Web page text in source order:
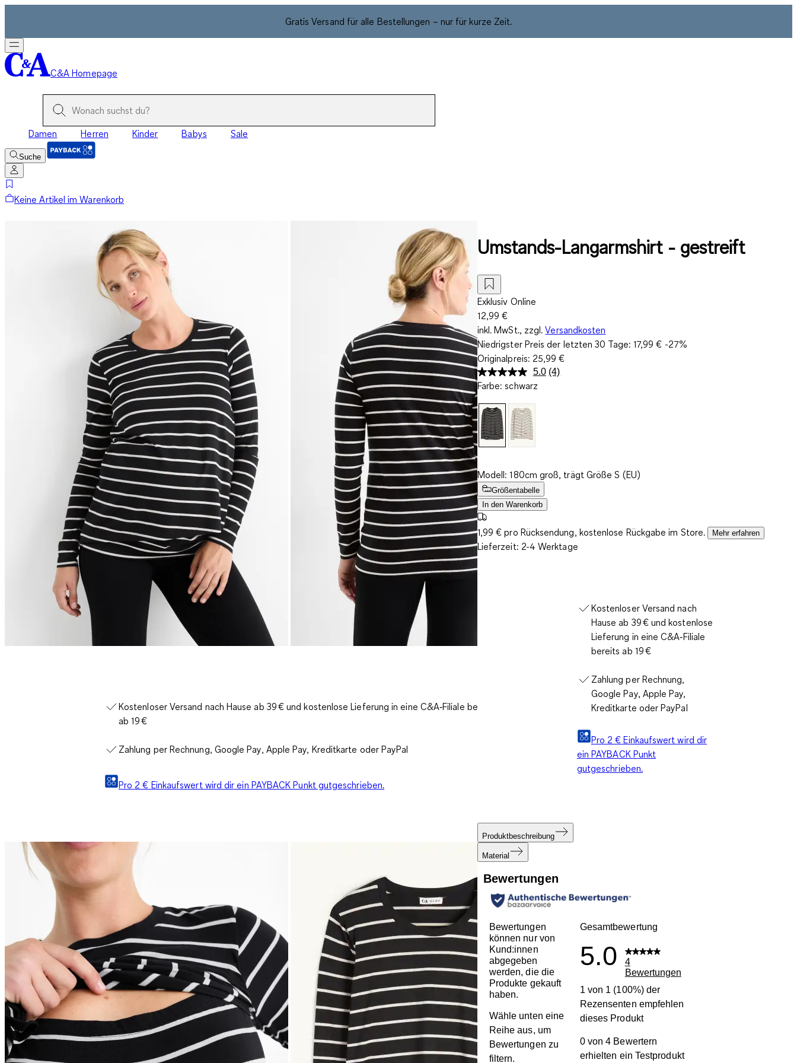
Gratis Versand für alle Bestellungen – nur für kurze Zeit.
C&A Homepage
Damen Herren Kinder Babys Sale
Suche
Keine Artikel im Warenkorb
Kostenloser Versand nach Hause ab 39 € und kostenlose Lieferung in eine C&A‑Filiale bereits
ab 19 €
Zahlung per Rechnung, Google Pay, Apple Pay, Kreditkarte oder PayPal
Pro 2 € Einkaufswert wird dir ein PAYBACK Punkt gutgeschrieben.
Umstands-Langarmshirt - gestreift
Exklusiv Online
12,99 €
inkl. MwSt., zzgl. Versandkosten
Niedrigster Preis der letzten 30 Tage: 17,99 € -27%
Originalpreis: 25,99 €
5.0 4
(4)
Farbe: schwarz
Modell: 180cm groß, trägt Größe S (EU)
Größentabelle
In den Warenkorb
1,99 € pro Rücksendung, kostenlose Rückgabe im Store. Mehr erfahren
Lieferzeit: 2-4 Werktage
Kostenloser Versand nach
Hause ab 39 € und kostenlose
Lieferung in eine C&A‑Filiale
bereits ab 19 €
Zahlung per Rechnung,
Google Pay, Apple Pay,
Kreditkarte oder PayPal
Pro 2 € Einkaufswert wird dir
ein PAYBACK Punkt
gutgeschrieben.
Produktbeschreibung
Material
Bewertungen
Bewertungen
können nur von
Kund:innen
abgegeben
werden, die die
Produkte gekauft
haben.
Wähle unten eine
Reihe aus, um
Bewertungen zu
filtern.
Gesamtbewertung
5.0
4
Bewertungen
1 von 1 (100%) der
Rezensenten empfehlen
dieses Produkt
0 von 4 Bewertern
erhielten ein Testprodukt